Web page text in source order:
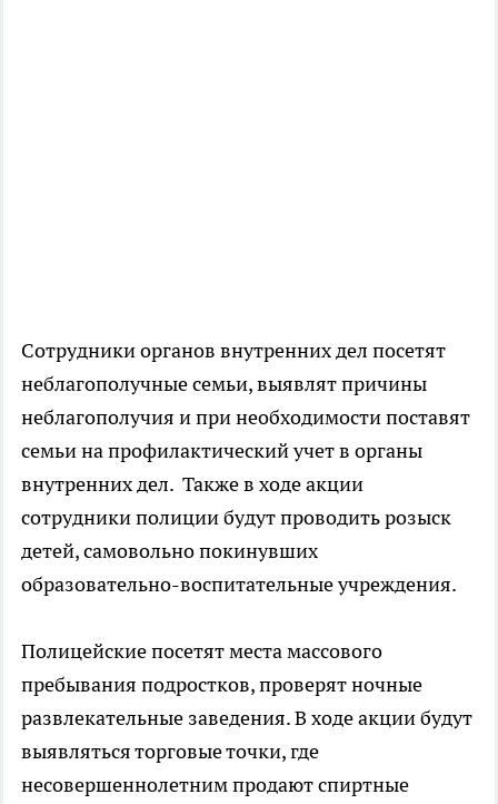
Сотрудники органов внутренних дел посетят
неблагополучные семьи, выявлят причины
неблагополучия и при необходимости поставят
семьи на профилактический учет в органы
внутренних дел. Также в ходе акции
сотрудники полиции будут проводить розыск
детей, самовольно покинувших
образовательно-воспитательные учреждения.
Полицейские посетят места массового
пребывания подростков, проверят ночные
развлекательные заведения. В ходе акции будут
выявляться торговые точки, где
несовершеннолетним продают спиртные